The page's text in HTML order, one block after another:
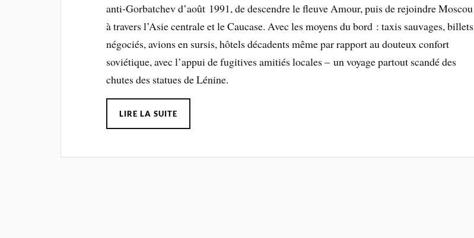
anti-Gorbatchev d’août 1991, de descendre le fleuve Amour, puis de rejoindre Moscou
à travers l’Asie centrale et le Caucase. Avec les moyens du bord : taxis sauvages, billets
négociés, avions en sursis, hôtels décadents même par rapport au douteux confort
soviétique, avec l’appui de fugitives amitiés locales – un voyage partout scandé des
chutes des statues de Lénine.
LIRE LA SUITE